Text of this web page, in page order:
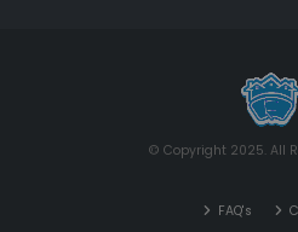
© Copyright 2025. All
FAQ's